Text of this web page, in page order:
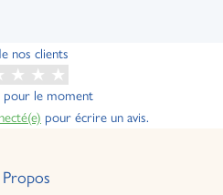
nos clients
pour le moment
pour écrire un avis.